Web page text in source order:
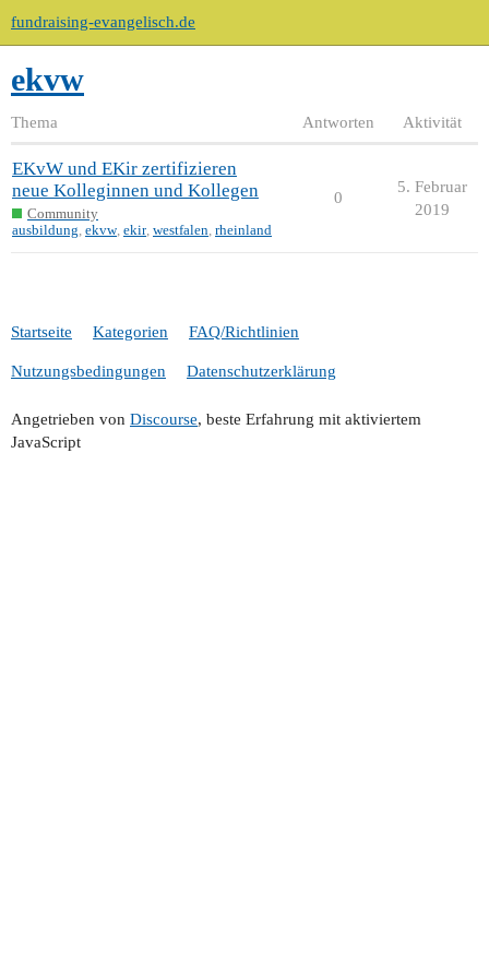
fundraising-evangelisch.de
ekvw
Thema Antworten Aktivität
EKvW und EKir zertifizieren
neue Kolleginnen und Kollegen
Community
ausbildung, ekvw, ekir, westfalen, rheinland
0
5. Februar
2019
Startseite Kategorien FAQ/Richtlinien
Nutzungsbedingungen Datenschutzerklärung
Angetrieben von Discourse, beste Erfahrung mit aktiviertem
JavaScript